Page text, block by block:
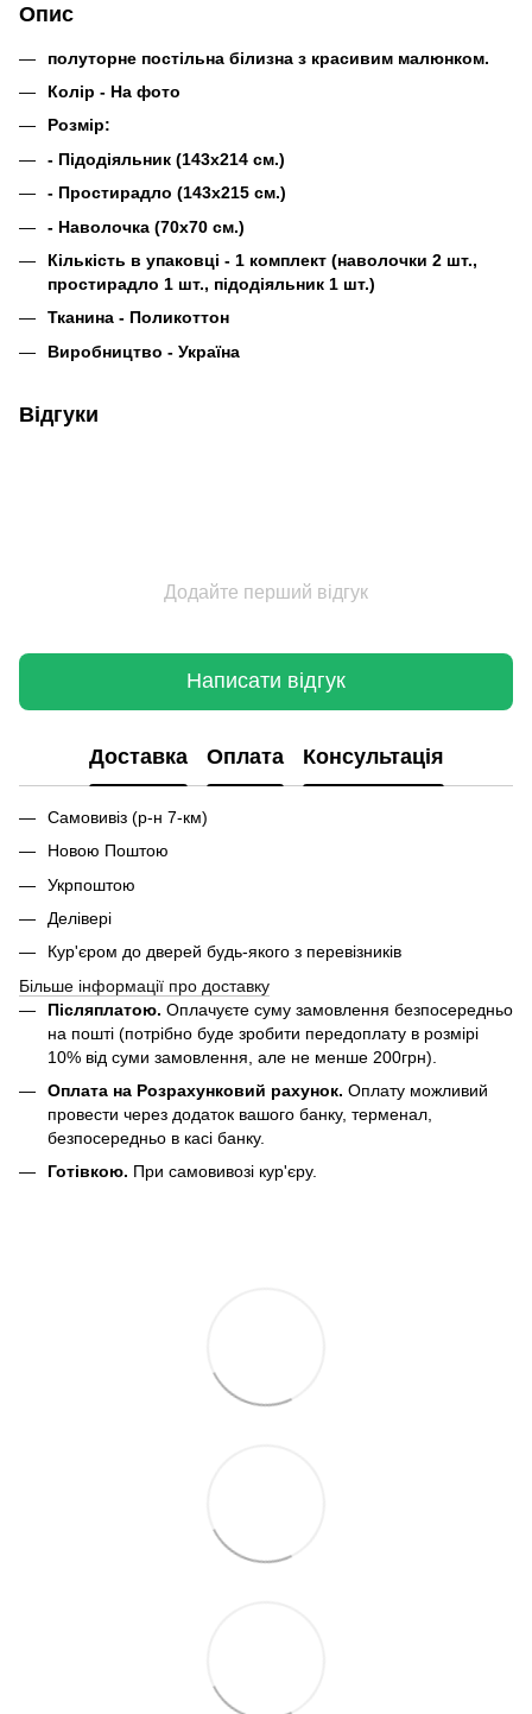
Опис
полуторне постільна білизна з красивим малюнком.
Колір - На фото
Розмір:
- Підодіяльник (143х214 см.)
- Простирадло (143х215 см.)
- Наволочка (70х70 см.)
Кількість в упаковці - 1 комплект (наволочки 2 шт.,
простирадло 1 шт., підодіяльник 1 шт.)
Тканина - Поликоттон
Виробництво - Україна
Відгуки
Додайте перший відгук
Написати відгук
Доставка Оплата Консультація
Самовивіз (р-н 7-км)
Новою Поштою
Укрпоштою
Делівері
Кур'єром до дверей будь-якого з перевізників
Більше інформації про доставку
Післяплатою. Оплачуєте суму замовлення безпосередньо
на пошті (потрібно буде зробити передоплату в розмірі
10% від суми замовлення, але не менше 200грн).
Оплата на Розрахунковий рахунок. Оплату можливий
провести через додаток вашого банку, терменал,
безпосередньо в касі банку.
Готівкою. При самовивозі кур'єру.